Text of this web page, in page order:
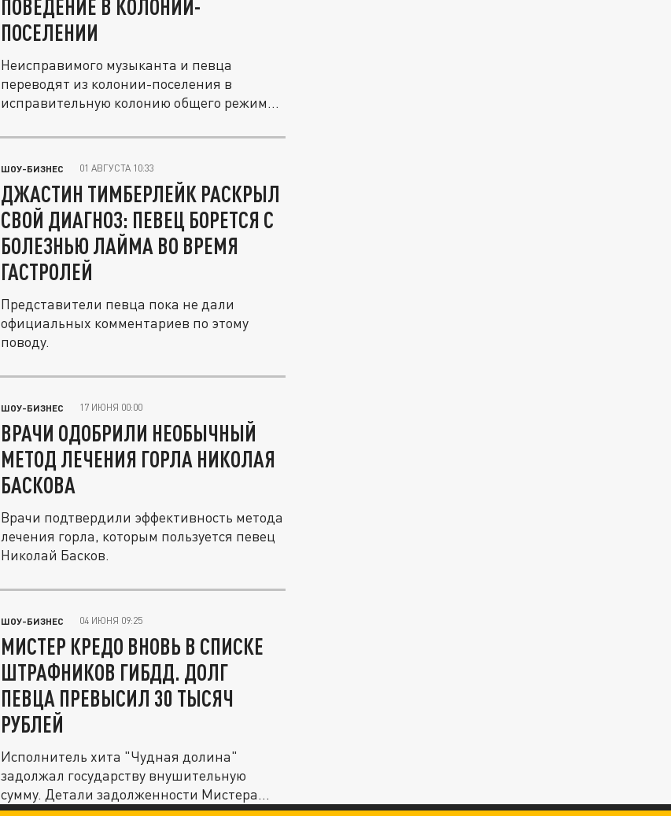
ПОВЕДЕНИЕ В КОЛОНИИ-
ПОСЕЛЕНИИ
Неисправимого музыканта и певца
переводят из колонии-поселения в
исправительную колонию общего режима.
ШОУ-БИЗНЕС 01 АВГУСТА 10:33
ДЖАСТИН ТИМБЕРЛЕЙК РАСКРЫЛ
СВОЙ ДИАГНОЗ: ПЕВЕЦ БОРЕТСЯ С
БОЛЕЗНЬЮ ЛАЙМА ВО ВРЕМЯ
ГАСТРОЛЕЙ
Представители певца пока не дали
официальных комментариев по этому
поводу.
ШОУ-БИЗНЕС 17 ИЮНЯ 00:00
ВРАЧИ ОДОБРИЛИ НЕОБЫЧНЫЙ
МЕТОД ЛЕЧЕНИЯ ГОРЛА НИКОЛАЯ
БАСКОВА
Врачи подтвердили эффективность метода
лечения горла, которым пользуется певец
Николай Басков.
ШОУ-БИЗНЕС 04 ИЮНЯ 09:25
МИСТЕР КРЕДО ВНОВЬ В СПИСКЕ
ШТРАФНИКОВ ГИБДД. ДОЛГ
ПЕВЦА ПРЕВЫСИЛ 30 ТЫСЯЧ
РУБЛЕЙ
Исполнитель хита "Чудная долина"
задолжал государству внушительную
сумму. Детали задолженности Мистера